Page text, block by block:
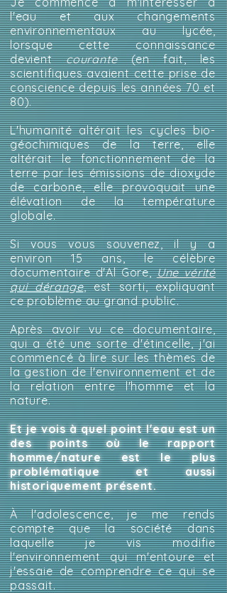
l'eau et aux changements
environnementaux au lycée,
lorsque cette connaissance
devientcourante(en fait, les
scientifiques avaient cette prise de
conscience depuis les années 70 et
80).
L'humanité altérait les cycles bio-
géochimiques de la terre, elle
altérait le fonctionnement de la
terre par les émissions de dioxyde
de carbone, elle provoquait une
élévation de la température
globale.
Si vous vous souvenez, il y a
environ 15 ans, le célèbre
documentaire d'Al Gore,Une vérité
qui dérange, est sorti, expliquant
ce problème au grand public.
Après avoir vu ce documentaire,
qui a été une sorte d'étincelle, j'ai
commencé à lire sur les thèmes de
la gestion de l'environnement et de
la relation entre l'homme et la
nature.
Et je vois à quel point l'eau est un
des points où le rapport
homme/nature est le plus
problématique et aussi
historiquement présent.
À l'adolescence, je me rends
compte que la société dans
laquelle je vis modifie
l'environnement qui m'entoure et
j'essaie de comprendre ce qui se
passait.